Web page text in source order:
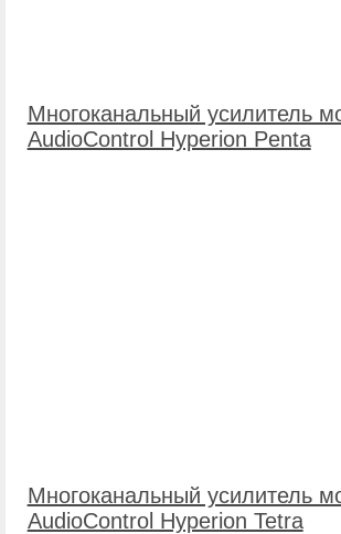
Многоканальный усилитель
AudioControl Hyperion Penta
Многоканальный усилитель
AudioControl Hyperion Tetra